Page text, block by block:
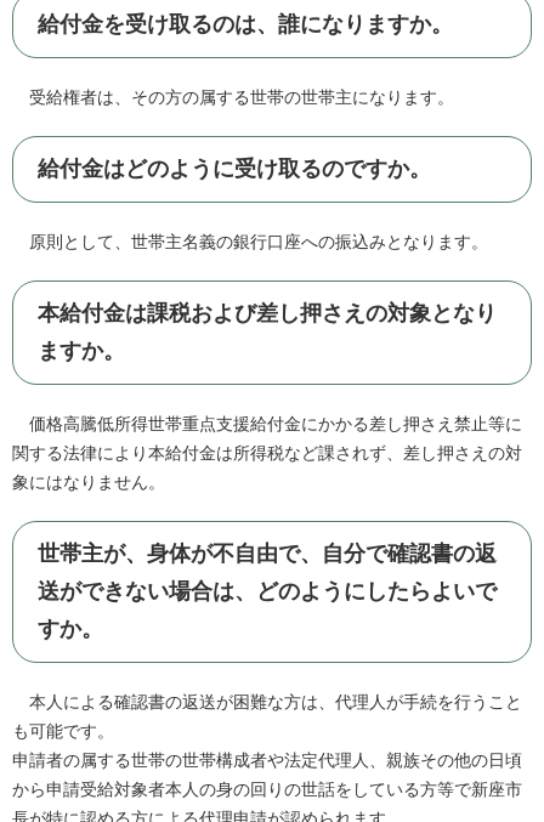
給付金を受け取るのは、誰になりますか。
受給権者は、その方の属する世帯の世帯主になります。
給付金はどのように受け取るのですか。
原則として、世帯主名義の銀行口座への振込みとなります。
本給付金は課税および差し押さえの対象となり
ますか。
価格高騰低所得世帯重点支援給付金にかかる差し押さえ禁止等に
関する法律により本給付金は所得税など課されず、差し押さえの対
象にはなりません。
世帯主が、身体が不自由で、自分で確認書の返
送ができない場合は、どのようにしたらよいで
すか。
本人による確認書の返送が困難な方は、代理人が手続を行うこと
も可能です。
申請者の属する世帯の世帯構成者や法定代理人、親族その他の日頃
から申請受給対象者本人の身の回りの世話をしている方等で新座市